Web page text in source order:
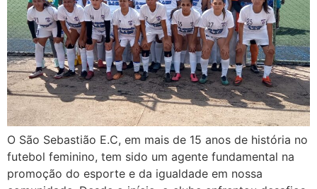
O São Sebastião E.C, em mais de 15 anos de história no
futebol feminino, tem sido um agente fundamental na
promoção do esporte e da igualdade em nossa